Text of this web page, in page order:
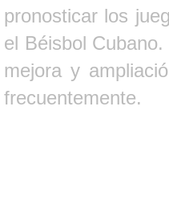
pronosticar los
el Béisbol
mejora y
frecuentemente.